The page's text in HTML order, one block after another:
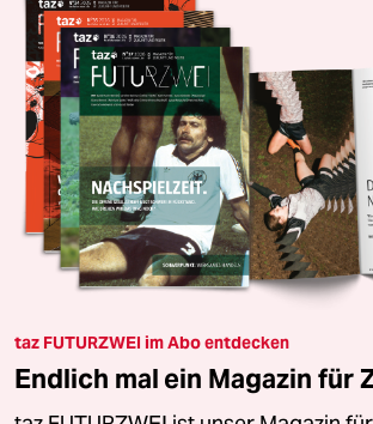
taz FUTURZWEI im Abo entdecken
Endlich mal ein Magazin für